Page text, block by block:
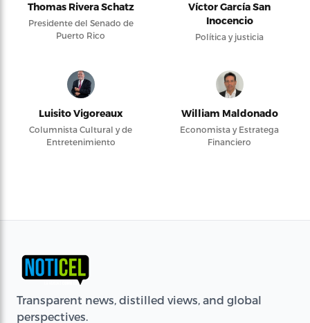
Thomas Rivera Schatz
Presidente del Senado de
Puerto Rico
Víctor García San
Inocencio
Política y justicia
Luisito Vigoreaux
Columnista Cultural y de
Entretenimiento
William Maldonado
Economista y Estratega
Financiero
Transparent news, distilled views, and global
perspectives.